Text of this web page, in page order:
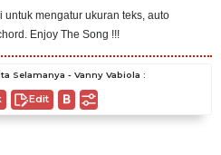
untuk mengatur ukuran teks, auto
Enjoy The Song !!!
Selamanya - Vanny Vabiola :
Edit